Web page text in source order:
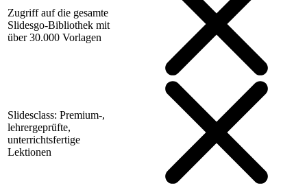
Zugriff auf die gesamte
Slidesgo-Bibliothek mit
über 30.000 Vorlagen
Slidesclass: Premium-,
lehrergeprüfte,
unterrichtsfertige
Lektionen